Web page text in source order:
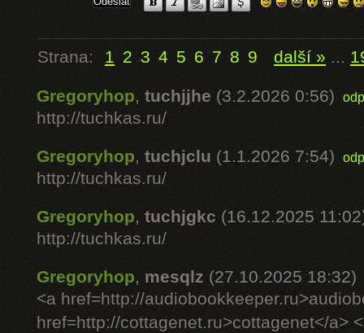
Strana: 1 2 3 4 5 6 7 8 9 další » ...
Gregoryhop,tuchjjhe (3.2.2026 0:56)
http://tuchkas.ru/
Gregoryhop, tuchjclu (1.1.2026 7:54)
http://tuchkas.ru/
Gregoryhop,tuchjgkc (16.12.2025
http://tuchkas.ru/
Gregoryhop, mesqlz (27.10.2025 18:32)
<a href=http://
href=http://cottagenet.ru>cottagenet</a>